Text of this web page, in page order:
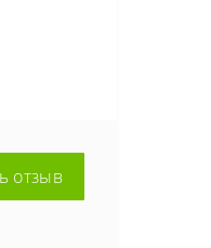
отзыв